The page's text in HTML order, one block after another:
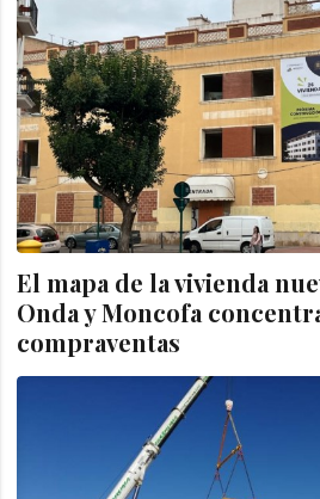
El mapa de la vivienda
Onda y Moncofa
compraventas